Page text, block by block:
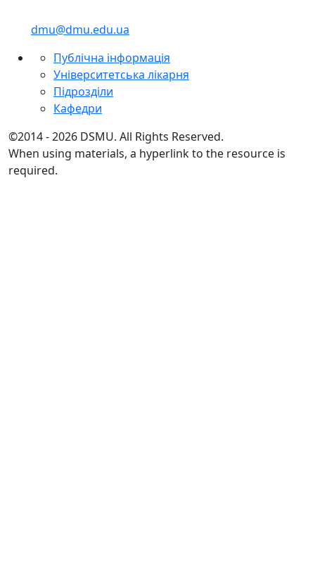
dmu@dmu.edu.ua
Публічна інформація
Університетська лікарня
Підрозділи
Кафедри
©2014 - 2026 DSMU. All Rights Reserved.
When using materials, a hyperlink to the resource is
required.